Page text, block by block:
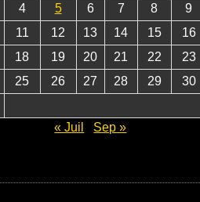
4 5 6 7 8
9
11 12 13 14 15
16
18 19 20 21 22
23
25 26 27 28 29
30
« Juil
Sep »